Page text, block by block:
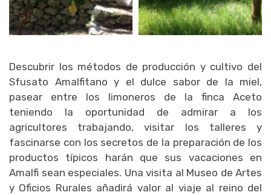
Descubrir los métodos de producción y cultivo del
Sfusato Amalfitano y el dulce sabor de la miel,
pasear entre los limoneros de la finca Aceto
teniendo la oportunidad de admirar a los
agricultores trabajando, visitar los talleres y
fascinarse con los secretos de la preparación de los
productos típicos harán que sus vacaciones en
Amalfi sean especiales. Una visita al Museo de Artes
y Oficios Rurales añadirá valor al viaje al reino del